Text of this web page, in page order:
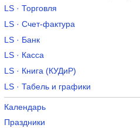
LS · Торговля
LS · Счет-фактура
LS · Банк
LS · Касса
LS · Книга (КУДиР)
LS · Табель и графики
Календарь
Праздники